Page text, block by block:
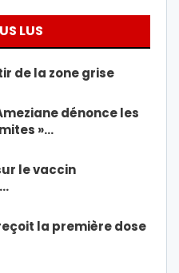
LUS
de la zone grise
dénonce les
»…
le vaccin
la première dose